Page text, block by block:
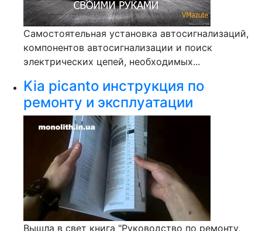
Самостоятельная установка автосигнализаций,
компонентов автосигнализации и поиск
электрических цепей, необходимых...
Kia picanto инструкция по
ремонту и эксплуатации
Вышла в свет книга "Руководство по ремонту,